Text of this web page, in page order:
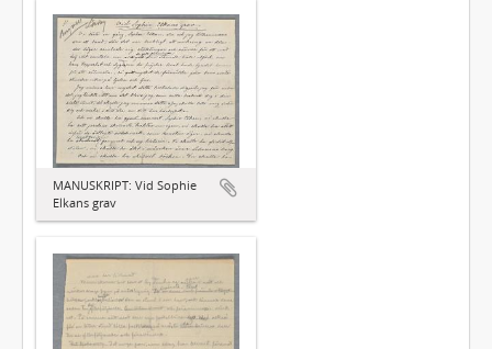
MANUSKRIPT: Vid Sophie
Elkans grav